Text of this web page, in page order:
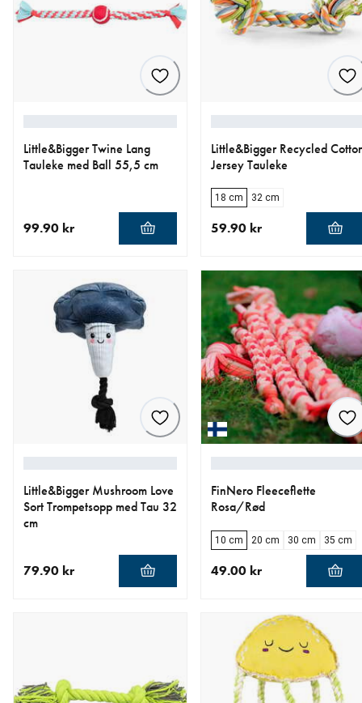
Little&Bigger Twine Lang
Tauleke med Ball 55,5 cm
99.90 kr
Little&Bigger Recycled
Jersey Tauleke
18 cm 32 cm
59.90 kr
Little&Bigger Mushroom Love
Sort Trompetsopp med Tau 32
cm
79.90 kr
FinNero Fleeceflette
Rosa/Rød
10 cm 20 cm 30 cm 35 cm
49.00 kr